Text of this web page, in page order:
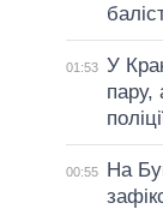
01:53 У
пару,
00:55
На